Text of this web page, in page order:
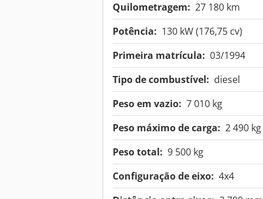
Quilometragem: 27 180 km
Potência: 130 kW (176,75 cv)
Primeira matrícula: 03/1994
Tipo de combustível: diesel
Peso em vazio: 7 010 kg
Peso máximo de carga: 2 490 kg
Peso total: 9 500 kg
Configuração de eixo: 4x4